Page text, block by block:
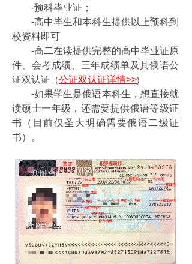
-预科毕业证；
-高中毕生和本科生提供以上预科到
校资料即可
-高二在读提供完整的高中毕业证原
件、会考成绩、三年成绩单及其俄语公
证双认证 （公证双认证详情>>)
-如果学生是俄语本科生，想直接就
读硕士一年级，还需要提供俄语等级证
书（目前仅圣大明确需要俄语二级证
书）。